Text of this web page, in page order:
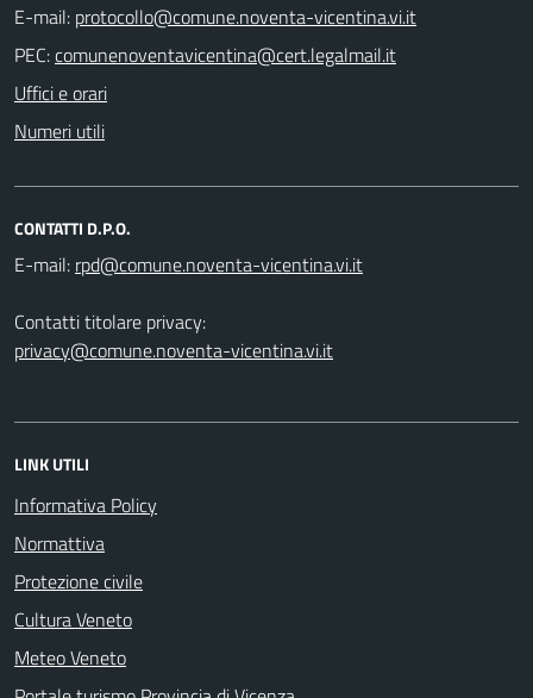
E-mail:
PEC:
Uffici e orari
Numeri utili
CONTATTI D.P.O.
E-mail:
Contatti titolare privacy:
privacy@comune.noventa-vicentina.vi.it
LINK UTILI
Informativa Policy
Normattiva
Protezione civile
Cultura Veneto
Meteo Veneto